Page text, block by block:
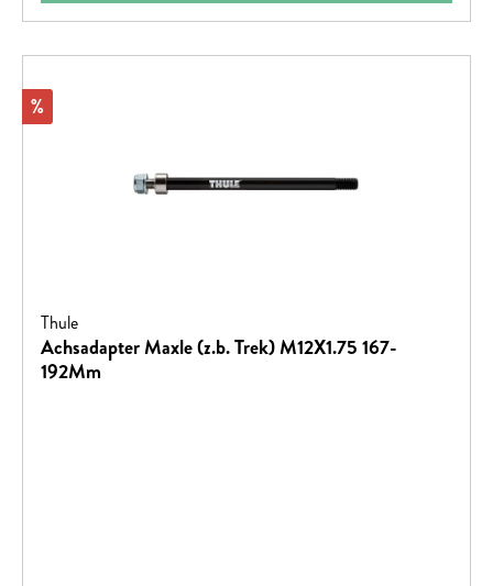
Rabatt
%
Thule
Achsadapter Maxle (z.b. Trek) M12X1.75 167-
192Mm